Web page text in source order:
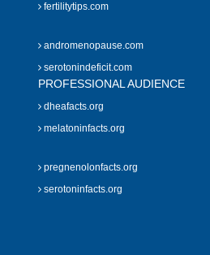
fertilitytips.com
andromenopause.com
serotonindeficit.com
PROFESSIONAL AUDIENCE
dheafacts.org
melatoninfacts.org
pregnenolonfacts.org
serotoninfacts.org